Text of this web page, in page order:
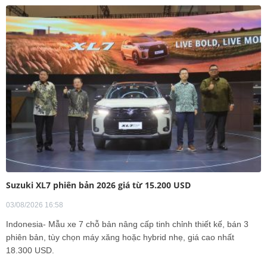
Suzuki XL7 phiên bản 2026 giá từ 15.200 USD
03/08/2026 16:58
Indonesia- Mẫu xe 7 chỗ bản nâng cấp tinh chỉnh thiết kế, bán 3
phiên bản, tùy chọn máy xăng hoặc hybrid nhẹ, giá cao nhất
18.300 USD.